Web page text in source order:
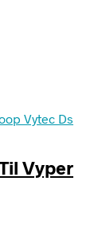
Vyper